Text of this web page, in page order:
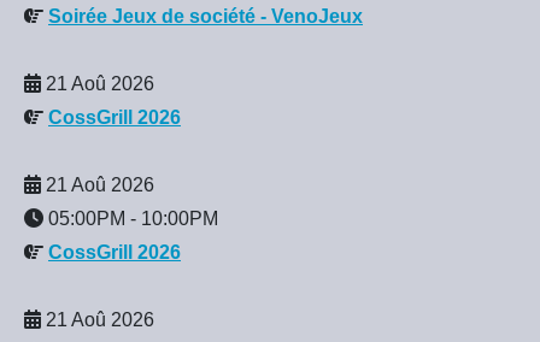
Soirée Jeux de société - VenoJeux
21 Aoû 2026
CossGrill 2026
21 Aoû 2026
05:00PM - 10:00PM
CossGrill 2026
21 Aoû 2026